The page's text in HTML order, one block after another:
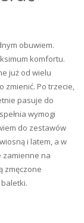
obuwiem.
komfortu.
już od wielu
zmienić. Po trzecie,
pasuje do
wymogi
do zestawów
i latem, a w
zamienne na
zmęczone